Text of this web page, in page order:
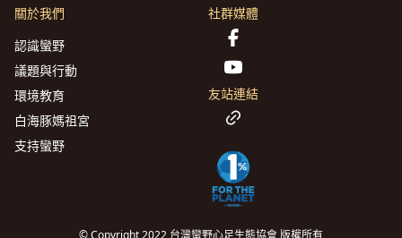
關於我們
認識蠻野
議題與行動
環境教育
白海豚媽祖宮
支持蠻野
社群媒體
友站連結
© Copyright 2022 台灣蠻野心足生態協會 版權所有